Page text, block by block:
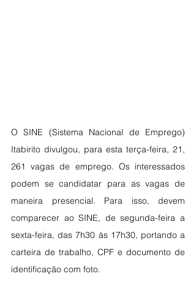
O SINE (Sistema Nacional de Emprego)
Itabirito divulgou, para esta terça-feira, 21,
261 vagas de emprego. Os interessados
podem se candidatar para as vagas de
maneira presencial. Para isso, devem
comparecer ao SINE, de segunda-feira a
sexta-feira, das 7h30 às 17h30, portando a
carteira de trabalho, CPF e documento de
identificação com foto.